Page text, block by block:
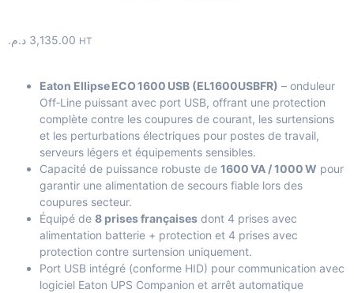
3,135.00 د.م. HT
Eaton Ellipse ECO 1600 USB (EL1600USBFR) – onduleur
Off‑Line puissant avec port USB, offrant une protection
complète contre les coupures de courant, les surtensions
et les perturbations électriques pour postes de travail,
serveurs légers et équipements sensibles.
Capacité de puissance robuste de 1600 VA / 1000 W pour
garantir une alimentation de secours fiable lors des
coupures secteur.
Équipé de 8 prises françaises dont 4 prises avec
alimentation batterie + protection et 4 prises avec
protection contre surtension uniquement.
Port USB intégré (conforme HID) pour communication avec
logiciel Eaton UPS Companion et arrêt automatique